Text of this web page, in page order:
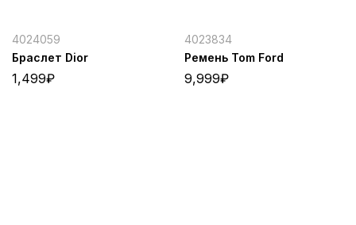
4024059
Браслет Dior
1,499₽
4023834
Ремень Tom Ford
9,999₽